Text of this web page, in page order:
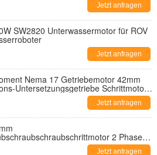
Jetzt anfragen
SW2820 Unterwassermotor für ROV
Jetzt anfragen
Nema 17 Getriebemotor 42mm
Untersetzungsgetriebe Schrittmotor
Jetzt anfragen
2 Phasen
auf Kameraobjektiv
Jetzt anfragen